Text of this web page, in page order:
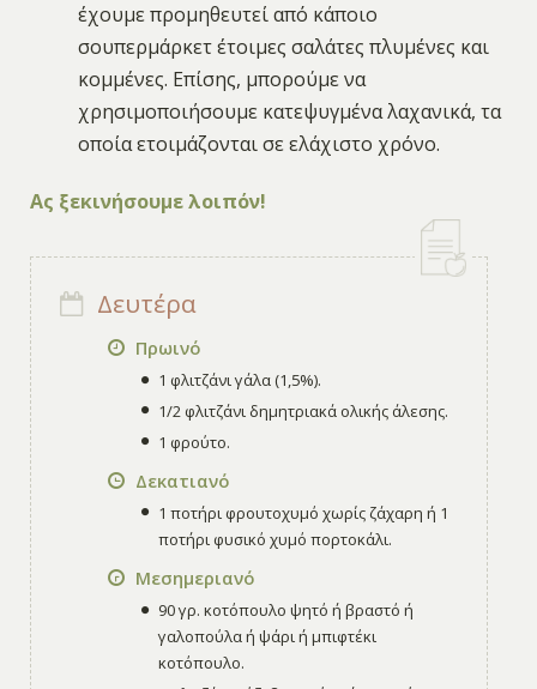
έχουμε προμηθευτεί από κάποιο
σουπερμάρκετ έτοιμες σαλάτες πλυμένες και
κομμένες. Επίσης, μπορούμε να
χρησιμοποιήσουμε κατεψυγμένα λαχανικά, τα
οποία ετοιμάζονται σε ελάχιστο χρόνο.
Ας ξεκινήσουμε λοιπόν!
Δευτέρα
Πρωινό
1 φλιτζάνι γάλα (1,5%).
1/2 φλιτζάνι δημητριακά ολικής άλεσης.
1 φρούτο.
Δεκατιανό
1 ποτήρι φρουτοχυμό χωρίς ζάχαρη ή 1
ποτήρι φυσικό χυμό πορτοκάλι.
Μεσημεριανό
90 γρ. κοτόπουλο ψητό ή βραστό ή
γαλοπούλα ή ψάρι ή μπιφτέκι
κοτόπουλο.